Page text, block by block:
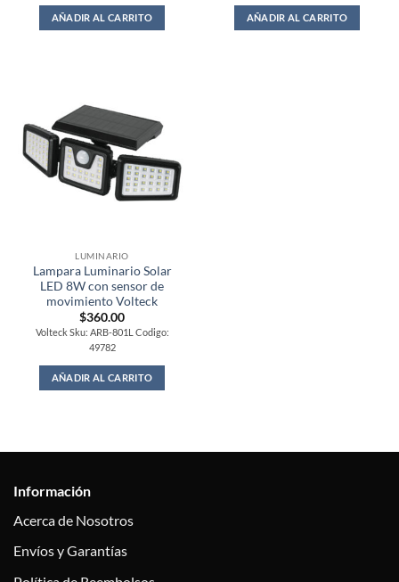
AÑADIR AL CARRITO AÑADIR AL CARRITO
LUMINARIO
Lampara Luminario Solar
LED 8W con sensor de
movimiento Volteck
$360.00
Volteck Sku: ARB-801L Codigo:
49782
AÑADIR AL CARRITO
Información
Acerca de Nosotros
Envíos y Garantías